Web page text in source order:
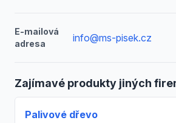
E-mailová
adresa
info@ms-pisek.cz
Zajímavé produkty jiných
Palivové dřevo